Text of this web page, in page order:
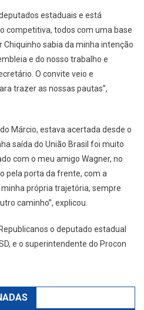
estaduais e está
competitiva, todos com uma base
Chiquinho sabia da minha intenção
e do nosso trabalho e
O convite veio e
trazer as nossas pautas”,
Márcio, estava acertada desde o
saída do União Brasil foi muito
com o meu amigo Wagner, no
pela porta da frente, com a
própria trajetória, sempre
caminho”, explicou.
o deputado estadual
e o superintendente do Procon